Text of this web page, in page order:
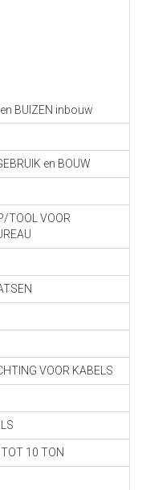
BUIZEN inbouw
en BOUW
TOOL VOOR
VOOR KABELS
10 TON